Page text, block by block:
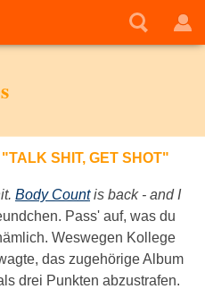
SHIT, GET SHOT"
Body Countis back - and I
Pass' auf, was du
Weswegen Kollege
das zugehörige Album
drei Punkten abzustrafen.